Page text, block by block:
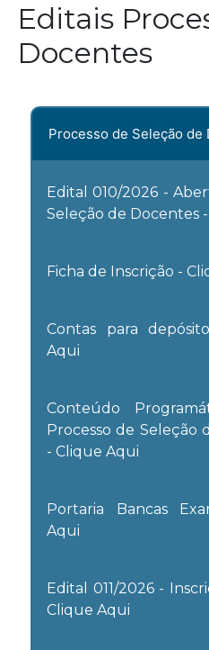
Editais
Docentes
Processo de Seleção de
Edital 010/2026 -
Seleção de Docentes
Ficha de Inscrição -
Contas para
Aqui
Conteúdo
Processo de Seleção
- Clique Aqui
Portaria Bancas
Aqui
Edital 011/2026 -
Clique Aqui